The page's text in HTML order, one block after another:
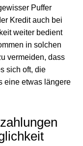
Puffer
Kredit auch bei
weiter bedient
in solchen
vermeiden, dass
sich oft, die
eine etwas längere